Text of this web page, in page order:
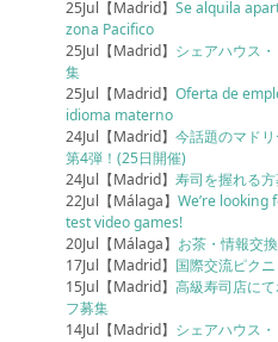
25Jul【Madrid】Se alquila
zona Pacifico
25Jul【Madrid】 シェアハウス
集
25Jul【Madrid】Oferta de
idioma materno
24Jul【Madrid】今話題のマド
第4弾！(25日開催)
24Jul【Madrid】寿司を握れる
22Jul【Málaga】We’re looking
test video games!
20Jul【Málaga】 お茶・情報交
17Jul【Madrid】 国際交流ピク
15Jul【Madrid】高級寿司店に
フ募集
14Jul【Madrid】 シェアハウス